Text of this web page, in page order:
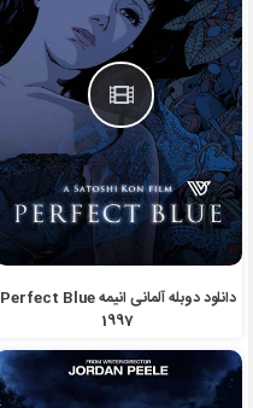
دانلود دوبله آلمانی انیمه Perfect Blue
1997